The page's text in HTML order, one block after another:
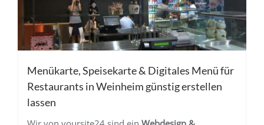
Menükarte, Speisekarte & Digitales Menü für
Restaurants in Weinheim günstig erstellen
lassen